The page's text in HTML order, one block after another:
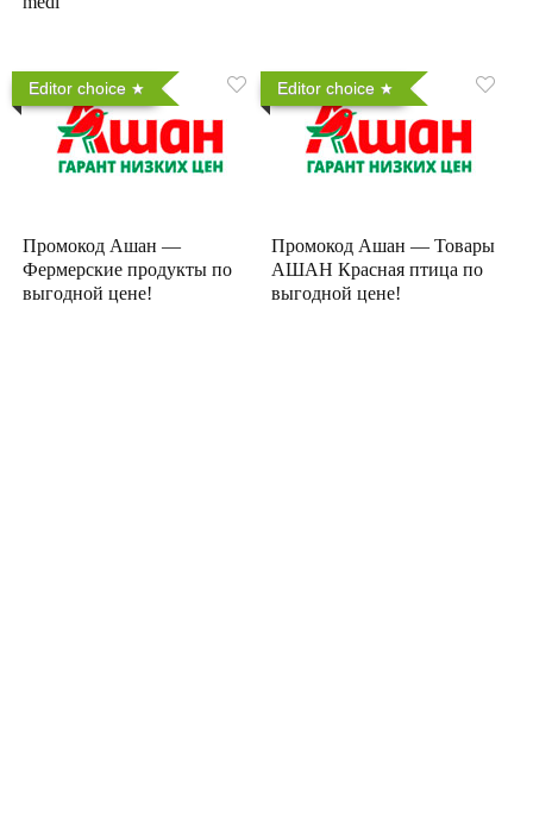
Editor choice
Промокод Ашан —
Фермерские продукты по
выгодной цене!
Editor choice
Промокод Ашан — Товары
АШАН Красная птица по
выгодной цене!